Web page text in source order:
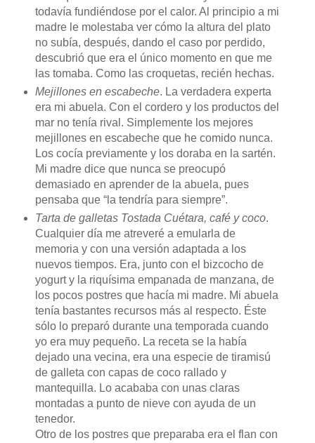
todavía fundiéndose por el calor. Al principio a mi
madre le molestaba ver cómo la altura del plato
no subía, después, dando el caso por perdido,
descubrió que era el único momento en que me
las tomaba. Como las croquetas, recién hechas.
Mejillones en escabeche. La verdadera experta
era mi abuela. Con el cordero y los productos del
mar no tenía rival. Simplemente los mejores
mejillones en escabeche que he comido nunca.
Los cocía previamente y los doraba en la sartén.
Mi madre dice que nunca se preocupó
demasiado en aprender de la abuela, pues
pensaba que “la tendría para siempre”.
Tarta de galletas Tostada Cuétara, café y coco.
Cualquier día me atreveré a emularla de
memoria y con una versión adaptada a los
nuevos tiempos. Era, junto con el bizcocho de
yogurt y la riquísima empanada de manzana, de
los pocos postres que hacía mi madre. Mi abuela
tenía bastantes recursos más al respecto. Éste
sólo lo preparó durante una temporada cuando
yo era muy pequeño. La receta se la había
dejado una vecina, era una especie de tiramisú
de galleta con capas de coco rallado y
mantequilla. Lo acababa con unas claras
montadas a punto de nieve con ayuda de un
tenedor.
Otro de los postres que preparaba era el flan con